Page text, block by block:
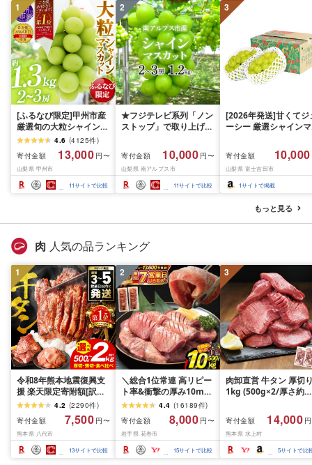
1
[ふるなび限定]甲州市産
厳選旬の大粒シャインマ
スカット 約1.3kg 2〜3
房[2026年発送]
(MG)B12-472 FN-
Limited-VO シャインマ
スカット フルーツ
4.6 (4125件)
寄付金額
13,000 円〜
山梨県 甲州市
11サイトで比較
2
★フジテレビ系列「ノン
ストップ」で取り上げら
先行予約]南アルプス市
産シャインマスカット
1.2kg以上(2〜3房)ふる
さと納税 おすすめ 山梨
県 南アルプス市 送料無
寄付金額 10,000 円〜
山梨県 南アルプス市
11サイトで比較
3
[2026年発送]甘くてジ
ーシー 厳選シャインマ
月前半(1〜15日)から
月下旬までの発送) フ
ーツ ぶどう 果物 山梨
産 2026 旬 大粒 高級
寄付金額 10,000
山梨県 富士吉田市
1サイトで掲載
もっと見る
肉 人気の品ランキング
1
令和8年熊本地震復興支
援 楽天限定寄附額[訳あ
り]牛タン 500g〜2kg 肉
牛肉 訳あり 牛タン 冷凍
小分け 厚切り 薄切り 食
べ比べ 500g 1kg 1.5kg
2kg 牛 人気 ビーフ 牛た
ん ふるさと納税 ランキ
4.2 (2290件)
寄付金額
7,500 円〜
熊本県 八代市
13サイトで比較
2
＼総合1位常連 高リピー
ト率&衝撃の厚み10mm
厚切り牛タン 塩味/ ≪ス
ピード発送!!10営業日以
内発送≫ 選べる内容量
500g / 1kg 定期便 毎月
届く 牛肉 肉 BBQ ふるさ
と 人気 ランキング 岩手
4.4 (16189件)
寄付金額
8,000 円〜
岩手県 花巻市
15サイトで比較
3
肉卸直営 牛タン 厚切
1kg (500g×2/厚さ約
牛肉 焼肉 冷凍 スライ
業務用 バーベキュー
BBQ おつまみ ギフト
祝い お中元 夏ギフト
寄付金額 14,000
熊本県 水上村
5サイトで比